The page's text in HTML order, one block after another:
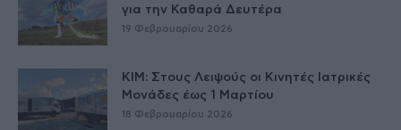
για την Καθαρά Δευτέρα
19 Φεβρουαρίου 2026
ΚΙΜ: Στους Λειψούς οι Κινητές Ιατρικές
Μονάδες έως 1 Μαρτίου
18 Φεβρουαρίου 2026